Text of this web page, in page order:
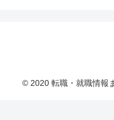
© 2020 転職・就職情報